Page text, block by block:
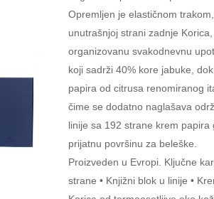
Opremljen je elastičnom
unutrašnjoj strani zadnje
organizovanu svakodnevnu
koji sadrži 40% kore jabuke,
papira od citrusa renomiranog
čime se dodatno naglašava
linije sa 192 strane krem
prijatnu površinu za beleške.
Proizveden u Evropi. Ključne
strane • Knjižni blok u linije •